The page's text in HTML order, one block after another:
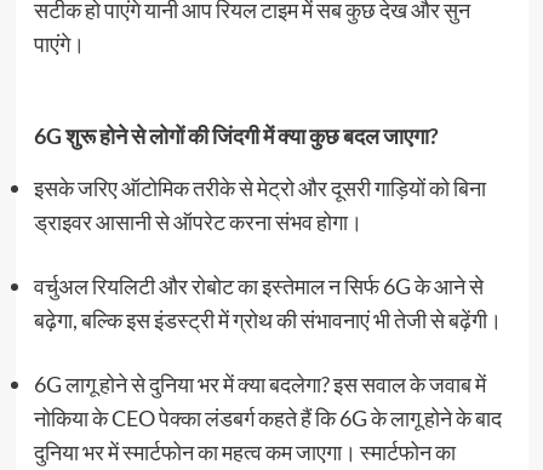
सटीक हो पाएंगे यानी आप रियल टाइम में सब कुछ देख और सुन
पाएंगे।
6G शुरू होने से लोगों की जिंदगी में क्या कुछ बदल जाएगा?
इसके जरिए ऑटोमिक तरीके से मेट्रो और दूसरी गाड़ियों को बिना
ड्राइवर आसानी से ऑपरेट करना संभव होगा।
वर्चुअल रियलिटी और रोबोट का इस्तेमाल न सिर्फ 6G के आने से
बढ़ेगा, बल्कि इस इंडस्ट्री में ग्रोथ की संभावनाएं भी तेजी से बढ़ेंगी।
6G लागू होने से दुनिया भर में क्या बदलेगा? इस सवाल के जवाब में
नोकिया के CEO पेक्का लंडबर्ग कहते हैं कि 6G के लागू होने के बाद
दुनिया भर में स्मार्टफोन का महत्व कम जाएगा। स्मार्टफोन का